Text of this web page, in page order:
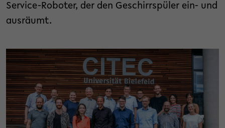
Service-Roboter, der den Geschirrspüler ein- und
ausräumt.